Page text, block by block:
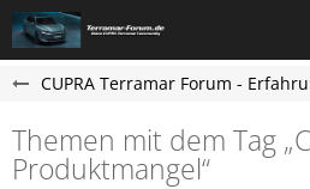
CUPRA Terramar Forum -
Themen mit dem Tag
Produktmangel“